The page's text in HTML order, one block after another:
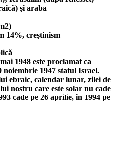
şi araba
14%, creştinism
1948 este proclamat ca
1947 statul Israel.
ebraic, calendar lunar, zilei de
nostru care este solar nu cade
cade pe 26 aprilie, în 1994 pe